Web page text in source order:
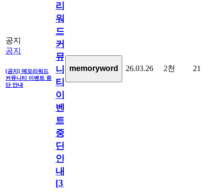
공지
공지
[공지] 메모리워드
커뮤니티 이벤트 중
단 안내
리
워
드
커
뮤
니
티
이
벤
트
중
단
안
내
[31
memoryword 26.03.26 2천 21